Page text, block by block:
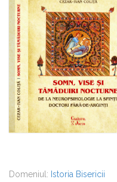
Domeniul: Istoria Bisericii